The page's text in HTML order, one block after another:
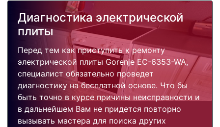
Диагностика электрической
плиты
Перед тем как приступить к ремонту
электрической плиты Gorenje EC-6353-WA,
специалист обязательно проведет
диагностику на бесплатной основе. Что бы
быть точно в курсе причины неисправности и
в дальнейшем Вам не придется повторно
вызывать мастера для поиска других